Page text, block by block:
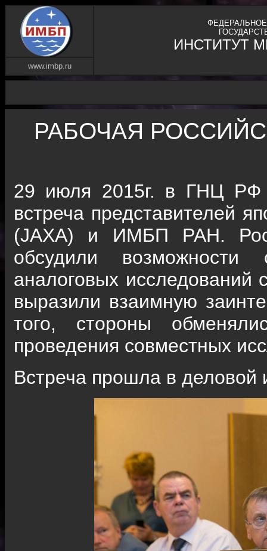
ИНСТИТУТ
www.imbp.ru
РАБОЧАЯ
29 июля 2015г. в ГНЦ
встреча представителей
(JAXA) и ИМБП РАН.
обсудили возможности
аналоговых исследований
выразили взаимную
того, стороны
проведения совместных
Встреча прошла в деловой